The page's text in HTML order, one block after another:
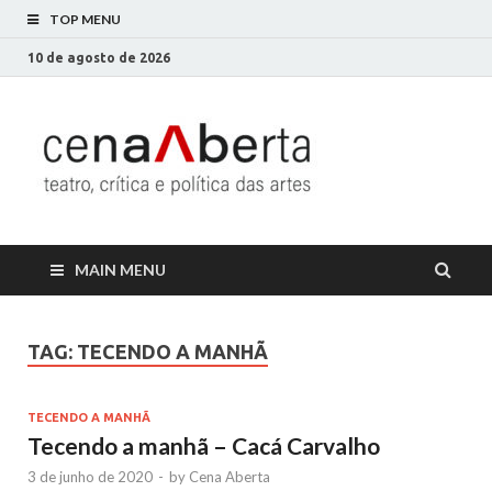
TOP MENU
10 de agosto de 2026
MAIN MENU
TAG: TECENDO A MANHÃ
TECENDO A MANHÃ
Tecendo a manhã – Cacá Carvalho
3 de junho de 2020 - by Cena Aberta